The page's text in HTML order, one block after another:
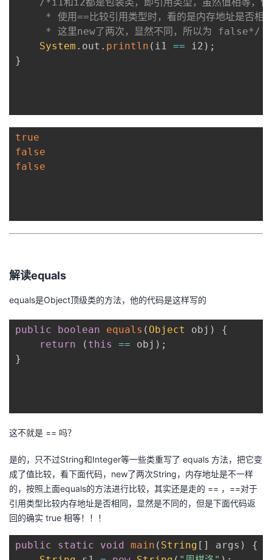
* 使用==比较引用类型时，看的是内存地址是否相
     * 这里new了两次，显然不同，所以为 false*/
System . out . println ( i1 == i2 ) ;
}
true
false
false
解读equals
equals是Object顶级类的方法，他的代码是这样写的
public boolean equals ( Object obj )
{
return
( this == obj ) ;
}
这不就是 == 吗？
是的，只不过String和Integer等一些类重写了 equals 方法，把它变
成了值比较，看下面代码，new了两次String，内存地址是不一样
的，按照上面equals的方法进行比较，其实还是走的 == ，==对于
引用类型比较内存地址是否相同，显然是不同的，但是下面代码返
回的确实 true 相等！！！
public static void main ( String [ ] args )
{